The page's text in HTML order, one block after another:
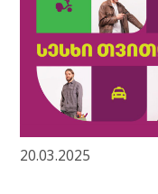
20.03.2025